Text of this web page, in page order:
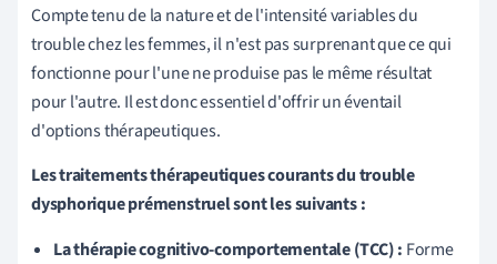
Compte tenu de la nature et de l'intensité variables du
trouble chez les femmes, il n'est pas surprenant que ce qui
fonctionne pour l'une ne produise pas le même résultat
pour l'autre. Il est donc essentiel d'offrir un éventail
d'options thérapeutiques.
Les traitements thérapeutiques courants du trouble
dysphorique prémenstruel sont les suivants :
La thérapie cognitivo-comportementale (TCC) : Forme